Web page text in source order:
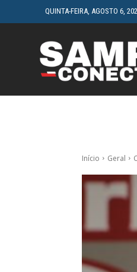
QUINTA-FEIRA, AGOSTO 6,
Início Geral